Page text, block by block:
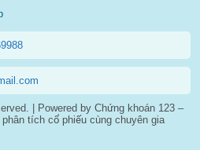
| Powered by Chứng khoán 123 –
tích cổ phiếu cùng chuyên gia